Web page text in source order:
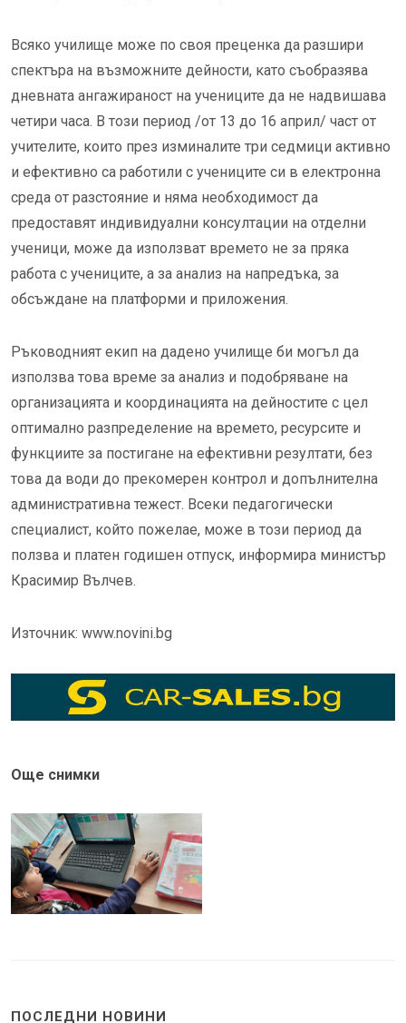
Всяко училище може по своя преценка да разшири
спектъра на възможните дейности, като съобразява
дневната ангажираност на учениците да не надвишава
четири часа. В този период /от 13 до 16 април/ част от
учителите, които през изминалите три седмици активно
и ефективно са работили с учениците си в електронна
среда от разстояние и няма необходимост да
предоставят индивидуални консултации на отделни
ученици, може да използват времето не за пряка
работа с учениците, а за анализ на напредъка, за
обсъждане на платформи и приложения.
Ръководният екип на дадено училище би могъл да
използва това време за анализ и подобряване на
организацията и координацията на дейностите с цел
оптимално разпределение на времето, ресурсите и
функциите за постигане на ефективни резултати, без
това да води до прекомерен контрол и допълнителна
административна тежест. Всеки педагогически
специалист, който пожелае, може в този период да
ползва и платен годишен отпуск, информира министър
Красимир Вълчев.
Източник: www.novini.bg
Още снимки
ПОСЛЕДНИ НОВИНИ